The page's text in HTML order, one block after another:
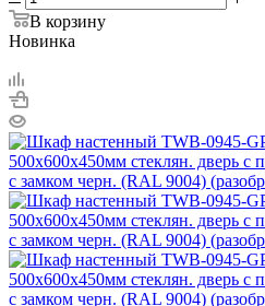
В корзину
Новинка